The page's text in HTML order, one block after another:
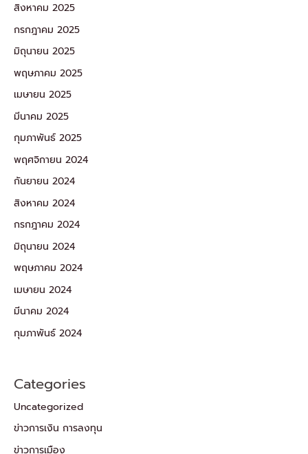
สิงหาคม 2025
กรกฎาคม 2025
มิถุนายน 2025
พฤษภาคม 2025
เมษายน 2025
มีนาคม 2025
กุมภาพันธ์ 2025
พฤศจิกายน 2024
กันยายน 2024
สิงหาคม 2024
กรกฎาคม 2024
มิถุนายน 2024
พฤษภาคม 2024
เมษายน 2024
มีนาคม 2024
กุมภาพันธ์ 2024
Categories
Uncategorized
ข่าวการเงิน การลงทุน
ข่าวการเมือง